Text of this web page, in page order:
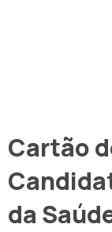
Cartão
da